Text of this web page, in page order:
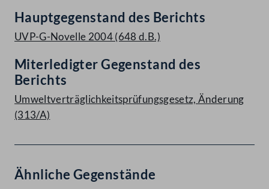
Hauptgegenstand des Berichts
UVP-G-Novelle 2004 (648 d.B.)
Miterledigter Gegenstand des
Berichts
Umweltverträglichkeitsprüfungsgesetz, Änderung
(313/A)
Ähnliche Gegenstände